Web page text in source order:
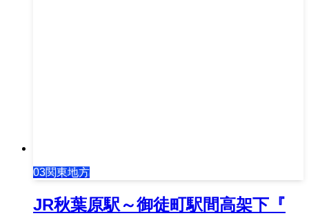
03関東地方
JR秋葉原駅～御徒町駅間高架下『